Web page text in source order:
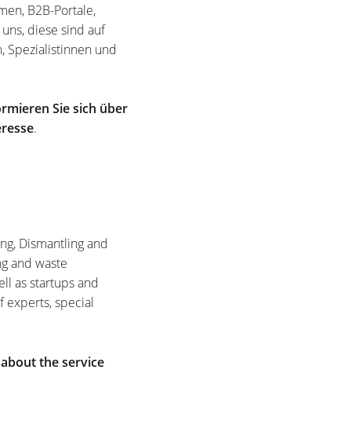
B2B-Portale,
diese sind auf
Spezialistinnen und
Sie sich über
.
Dismantling and
and waste
as startups and
experts, special
the service